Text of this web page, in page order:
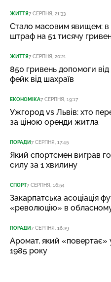
ЖИТТЯ7 СЕРПНЯ, 21:33
Стало масовим явищем: в
штраф на 51 тисячу
ЖИТТЯ7 СЕРПНЯ, 20:21
850 гривень допомоги
фейк від шахраїв
ЕКОНОМІКА7 СЕРПНЯ, 19:17
Ужгород vs Львів: хто
за ціною оренди житла
ПОРАДИ7 СЕРПНЯ, 17:45
Який спортсмен виграв
силу за 1 хвилину
СПОРТ7 СЕРПНЯ, 16:54
Закарпатська асоціація
«революцію» в обласному
ПОРАДИ7 СЕРПНЯ, 16:39
Аромат, який «повертає»
1985 року